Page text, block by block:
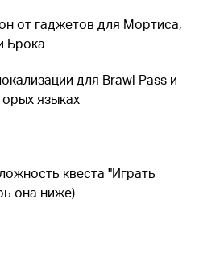
от гаджетов для Мортиса,
Брока
для Brawl Pass и
языках
квеста "Играть
она ниже)